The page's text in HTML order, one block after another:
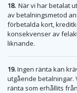
18. När vi har betalat
av betalningsmetod
förbetalda kort,
konsekvenser av
liknande.
19.Ingen ränta kan
utgående betalningar.
ränta som erhållits